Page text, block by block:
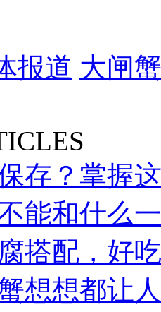
报道 大闸
存？掌握
能和什么
搭配，好
想想都让